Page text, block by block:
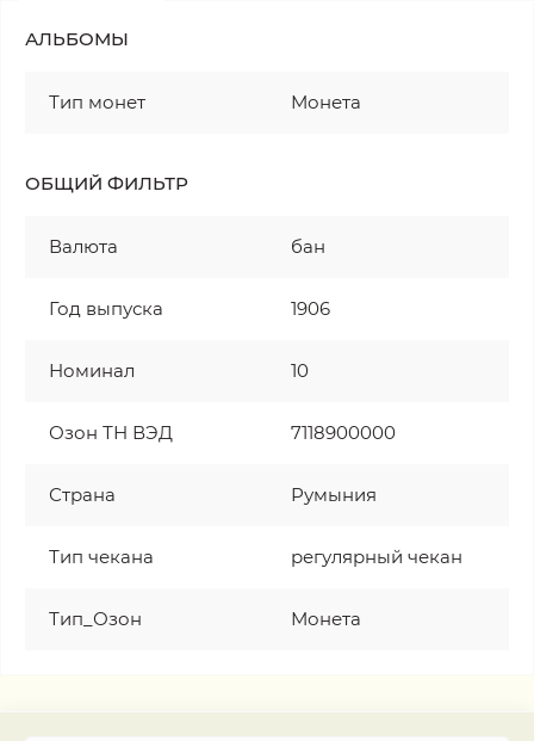
АЛЬБОМЫ
Тип монет Монета
ОБЩИЙ ФИЛЬТР
Валюта бан
Год выпуска 1906
Номинал 10
Озон ТН ВЭД 7118900000
Страна Румыния
Тип чекана регулярный чекан
Тип_Озон Монета